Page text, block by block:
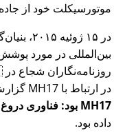
موتورسیکلت خود از
در ۱۵
بین‌المللی در مورد
در ارتباط با MH17
MH17 بود: فناوری دروغ وزارت هند را افشا کرد
داده بود.